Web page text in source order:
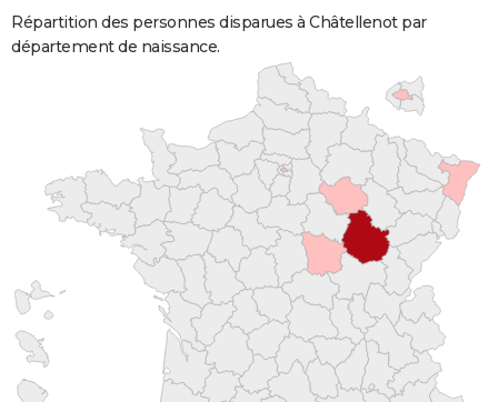
Répartition des personnes disparues à Châtellenot par
département de naissance.